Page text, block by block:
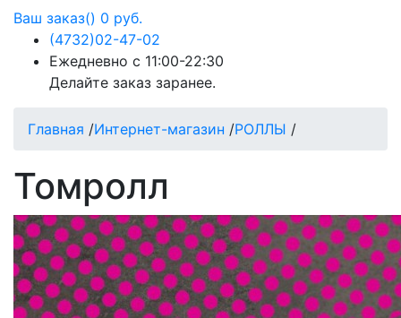
Ваш заказ() 0 руб.
(4732)02-47-02
Ежедневно с 11:00-22:30
Делайте заказ заранее.
Главная /Интернет-магазин /РОЛЛЫ /
Томролл